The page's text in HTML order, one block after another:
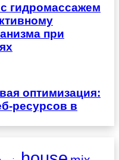
гидромассажем
при
оптимизация:
ресурсов в